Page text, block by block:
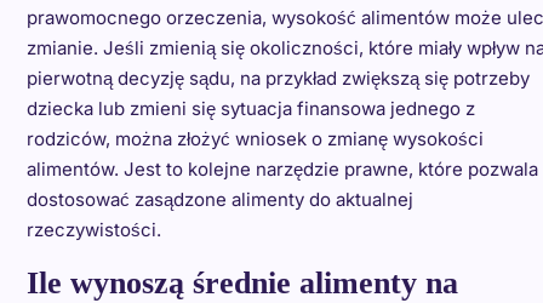
prawomocnego orzeczenia, wysokość alimentów może ulec
zmianie. Jeśli zmienią się okoliczności, które miały wpływ
pierwotną decyzję sądu, na przykład zwiększą się potrzeby
dziecka lub zmieni się sytuacja finansowa jednego z
rodziców, można złożyć wniosek o zmianę wysokości
alimentów. Jest to kolejne narzędzie prawne, które pozwala
dostosować zasądzone alimenty do aktualnej
rzeczywistości.
Ile wynoszą średnie alimenty na